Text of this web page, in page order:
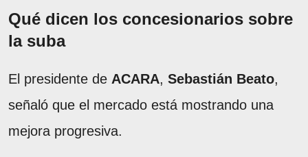
Qué dicen los concesionarios sobre
la suba
El presidente de ACARA, Sebastián Beato,
señaló que el mercado está mostrando una
mejora progresiva.